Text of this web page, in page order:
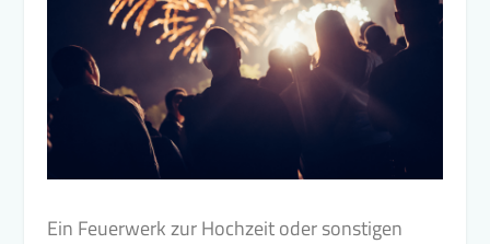
Ein Feuerwerk zur Hochzeit oder sonstigen